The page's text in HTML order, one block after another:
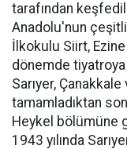
tarafından
Anadolu'nun
İlkokulu Siirt,
dönemde
Sarıyer,
tamamladıktan
Heykel bölümüne
1943 yılında